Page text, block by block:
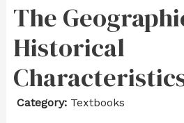
The
Historical
Category:Textbooks